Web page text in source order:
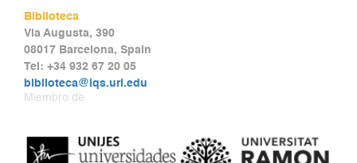
Biblioteca
Via Augusta, 390
08017 Barcelona, Spain
Tel: +34 932 67 20 05
biblioteca@iqs.url.edu
Miembro de